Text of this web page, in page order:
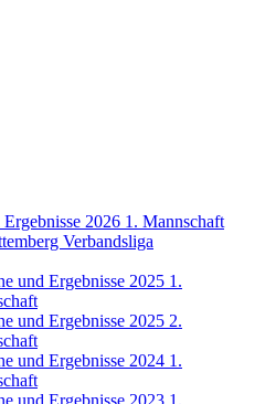
2026 1. Mannschaft
Verbandsliga
und Ergebnisse 2025 1.
und Ergebnisse 2025 2.
und Ergebnisse 2024 1.
und Ergebnisse 2023 1.